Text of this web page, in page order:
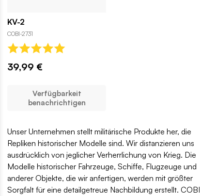
KV-2
COBI-2731
39,99 €
Verfügbarkeit
benachrichtigen
Unser Unternehmen stellt militärische Produkte her, die
Repliken historischer Modelle sind. Wir distanzieren uns
ausdrücklich von jeglicher Verherrlichung von Krieg. Die
Modelle historischer Fahrzeuge, Schiffe, Flugzeuge und
anderer Objekte, die wir anfertigen, werden mit größter
Sorgfalt für eine detailgetreue Nachbildung erstellt. COBI